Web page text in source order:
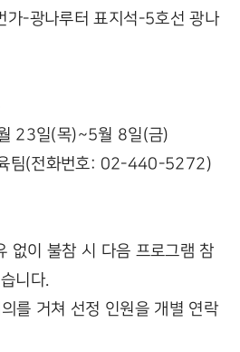
가-광나루터 표지석-5호선 광나
23일(목)~5월 8일(금)
팀(전화번호: 02-440-5272)
없이 불참 시 다음 프로그램 참
니다.
를 거쳐 선정 인원을 개별 연락